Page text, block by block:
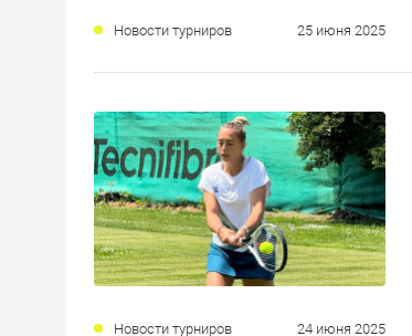
Новости турниров 25 июня 2025
Новости турниров 24 июня 2025